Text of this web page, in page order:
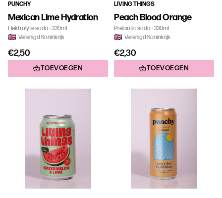
PUNCHY
Mexican Lime Hydration
Elektrolyte soda 330ml
Verenigd Koninkrijk
€2,50
TOEVOEGEN
LIVING THINGS
Peach Blood Orange
Prebiotic soda 330ml
Verenigd Koninkrijk
€2,30
TOEVOEGEN